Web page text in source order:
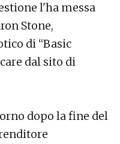
l'ha messa
Stone,
di “Basic
dal sito di
dopo la fine del